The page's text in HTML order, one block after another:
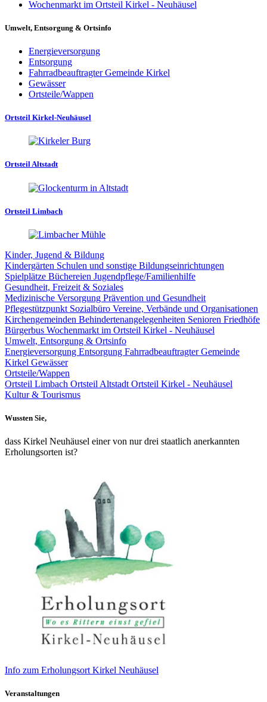
Wochenmarkt im Ortsteil Kirkel - Neuhäusel
Umwelt, Entsorgung & Ortsinfo
Energieversorgung
Entsorgung
Fahrradbeauftragter Gemeinde Kirkel
Gewässer
Ortsteile/Wappen
Ortsteil Kirkel-Neuhäusel
Ortsteil Altstadt
Ortsteil Limbach
Kinder, Jugend & Bildung
Kindergärten Schulen und sonstige Bildungseinrichtungen
Spielplätze Büchereien Jugendpflege/Familienhilfe
Gesundheit, Freizeit & Soziales
Medizinische Versorgung Prävention und Gesundheit
Pflegestützpunkt Sozialbüro Vereine, Verbände und Organisationen
Kirchengemeinden Behindertenangelegenheiten Senioren Friedhöfe
Bürgerbus Wochenmarkt im Ortsteil Kirkel - Neuhäusel
Umwelt, Entsorgung & Ortsinfo
Energieversorgung Entsorgung Fahrradbeauftragter Gemeinde
Kirkel Gewässer
Ortsteile/Wappen
Ortsteil Limbach Ortsteil Altstadt Ortsteil Kirkel - Neuhäusel
Kultur & Tourismus
Wussten Sie,
dass Kirkel Neuhäusel einer von nur drei staatlich anerkannten
Erholungsorten ist?
Info zum Erholungsort Kirkel Neuhäusel
Veranstaltungen